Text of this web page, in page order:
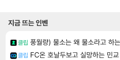
지금 뜨는 인벤
클립 풍월량) 물소는 왜 물소라고 하는
클립 FC온 호날두보고 실망하는 민교